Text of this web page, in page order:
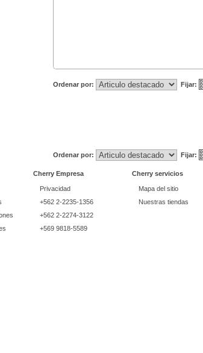
Ordenar por: Fijar:
Ordenar por: Fijar:
Cherry Empresa
Privacidad
+562 2-2235-1356
+562 2-2274-3122
+569 9818-5589
Cherry servicios
Mapa del sitio
Nuestras tiendas